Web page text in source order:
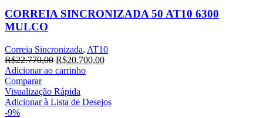
CORREIA SINCRONIZADA 50 AT10 6300
MULCO
Correia Sincronizada, AT10
R$22.770,00 O
preço
era:
R$22.770,00.
R$20.700,00O
R$20.700,00.
Adicionar ao carrinho
Comparar
Visualização Rápida
Adicionar à Lista de Desejos
-9%